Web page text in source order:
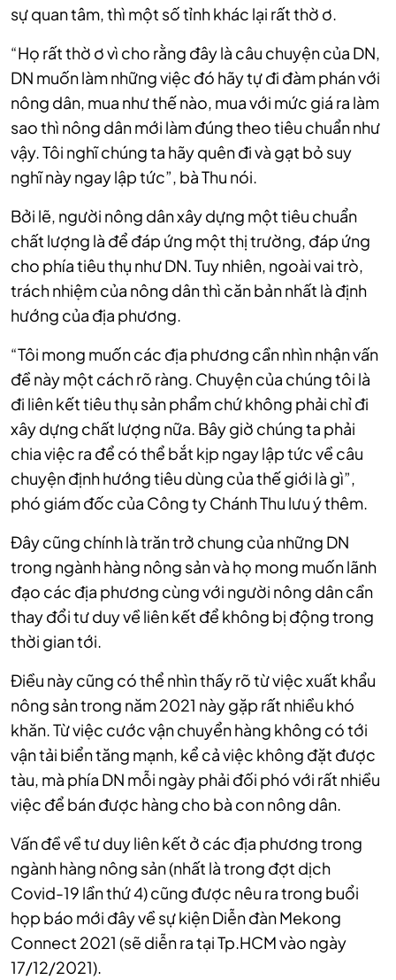
sự quan tâm, thì một số tỉnh khác lại rất thờ ơ.
“Họ rất thờ ơ vì cho rằng đây là câu chuyện của DN,
DN muốn làm những việc đó hãy tự đi đàm phán với
nông dân, mua như thế nào, mua với mức giá ra làm
sao thì nông dân mới làm đúng theo tiêu chuẩn như
vậy. Tôi nghĩ chúng ta hãy quên đi và gạt bỏ suy
nghĩ này ngay lập tức”, bà Thu nói.
Bởi lẽ, người nông dân xây dựng một tiêu chuẩn
chất lượng là để đáp ứng một thị trường, đáp ứng
cho phía tiêu thụ như DN. Tuy nhiên, ngoài vai trò,
trách nhiệm của nông dân thì căn bản nhất là định
hướng của địa phương.
“Tôi mong muốn các địa phương cần nhìn nhận vấn
đề này một cách rõ ràng. Chuyện của chúng tôi là
đi liên kết tiêu thụ sản phẩm chứ không phải chỉ đi
xây dựng chất lượng nữa. Bây giờ chúng ta phải
chia việc ra để có thể bắt kịp ngay lập tức về câu
chuyện định hướng tiêu dùng của thế giới là gì”,
phó giám đốc của Công ty Chánh Thu lưu ý thêm.
Đây cũng chính là trăn trở chung của những DN
trong ngành hàng nông sản và họ mong muốn lãnh
đạo các địa phương cùng với người nông dân cần
thay đổi tư duy về liên kết để không bị động trong
thời gian tới.
Điều này cũng có thể nhìn thấy rõ từ việc xuất khẩu
nông sản trong năm 2021 này gặp rất nhiều khó
khăn. Từ việc cước vận chuyển hàng không có tới
vận tải biển tăng mạnh, kể cả việc không đặt được
tàu, mà phía DN mỗi ngày phải đối phó với rất nhiều
việc để bán được hàng cho bà con nông dân.
Vấn đề về tư duy liên kết ở các địa phương trong
ngành hàng nông sản (nhất là trong đợt dịch
Covid-19 lần thứ 4) cũng được nêu ra trong buổi
họp báo mới đây về sự kiện Diễn đàn Mekong
Connect 2021 (sẽ diễn ra tại Tp.HCM vào ngày
17/12/2021).